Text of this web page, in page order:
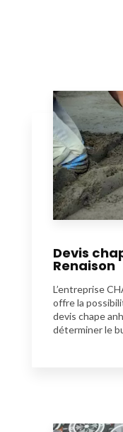
Devis
Renaison
L’entreprise
offre la
devis chape
déterminer le